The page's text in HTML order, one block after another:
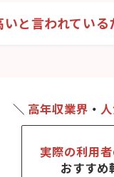
と言われている
＼ 高年収業界 ・
実際の利用
おすすめ